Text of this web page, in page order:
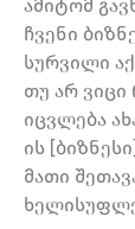
ამიტომ
ჩვენი
სურვილი
თუ არ
იცვლება
ის
მათი